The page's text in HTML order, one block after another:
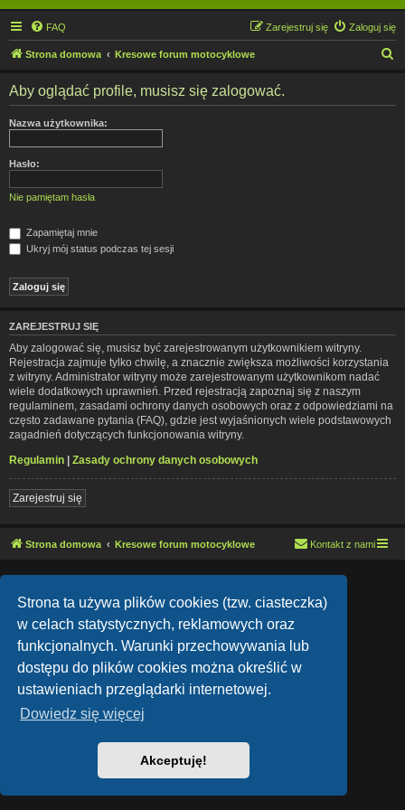
Strona ta używa plików cookies (tzw. ciasteczka)
w celach statystycznych, reklamowych oraz
funkcjonalnych. Warunki przechowywania lub
dostępu do plików cookies można określić w
ustawieniach przeglądarki internetowej.
Dowiedz się więcej
Akceptuję!
FAQ Zaloguj się
Zarejestruj się
Strona domowa Kresowe forum motocyklowe
Aby oglądać profile, musisz się zalogować.
Nazwa użytkownika:
Hasło:
Nie pamiętam hasła
Zapamiętaj mnie
Ukryj mój status podczas tej sesji
ZAREJESTRUJ SIĘ
Aby zalogować się, musisz być zarejestrowanym użytkownikiem witryny.
Rejestracja zajmuje tylko chwilę, a znacznie zwiększa możliwości korzystania
z witryny. Administrator witryny może zarejestrowanym użytkownikom nadać
wiele dodatkowych uprawnień. Przed rejestracją zapoznaj się z naszym
regulaminem, zasadami ochrony danych osobowych oraz z odpowiedziami na
często zadawane pytania (FAQ), gdzie jest wyjaśnionych wiele podstawowych
zagadnień dotyczących funkcjonowania witryny.
Regulamin | Zasady ochrony danych osobowych
Zarejestruj się
Strona domowa Kresowe forum motocyklowe Kontakt z nami
Style Version: 1.1.9
Polski pakiet językowy dostarczaphpBB.pl
Zasady ochrony danych osobowych|Regulamin